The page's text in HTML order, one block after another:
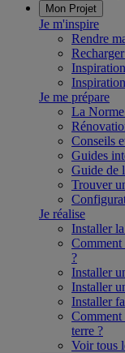
Mon Projet
Je m'inspire
Rendre
Je me prépare
La
Conseils
Guides
Guide de
Trouver
Je réalise
Installer
Comment
?
Installer
Installer
Installer
terre ?
Voir tous